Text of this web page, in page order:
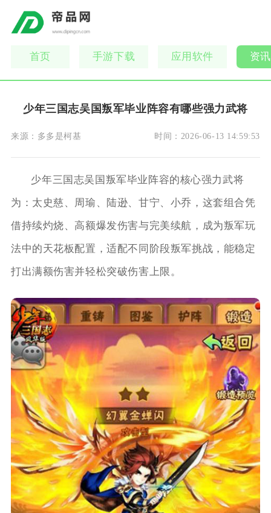
首页 手游下载 应用软件 资
少年三国志吴国叛军毕业阵容有哪些强力武将
来源： 多多是柯基 时间： 2026-06-13 14:59:53
少年三国志吴国叛军毕业阵容的核心强力武将
为：太史慈、周瑜、陆逊、甘宁、小乔，这套组合凭
借持续灼烧、高额爆发伤害与完美续航，成为叛军玩
法中的天花板配置，适配不同阶段叛军挑战，能稳定
打出满额伤害并轻松突破伤害上限。